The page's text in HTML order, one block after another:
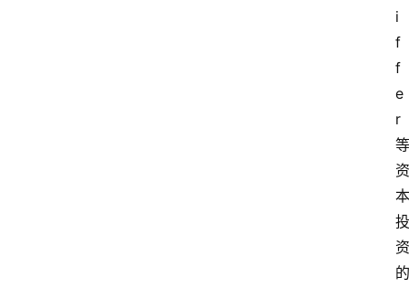
i
f
f
e
r
等
资
本
投
资
的